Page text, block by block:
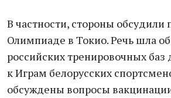
В частности, стороны обсудили
Олимпиаде в Токио. Речь шла
российских тренировочных баз
к Играм белорусских
обсуждены вопросы